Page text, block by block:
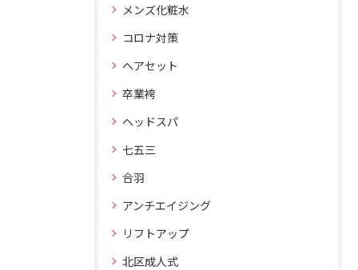
メンズ化粧水
コロナ対策
ヘアセット
卒業袴
ヘッドスパ
七五三
合羽
アンチエイジング
リフトアップ
北区成人式